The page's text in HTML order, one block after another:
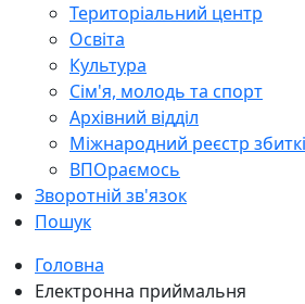
Територіальний центр
Освіта
Культура
Сім'я, молодь та спорт
Архівний відділ
Міжнародний реєстр
ВПОраємось
Зворотній зв'язок
Пошук
Головна
Електронна приймальня